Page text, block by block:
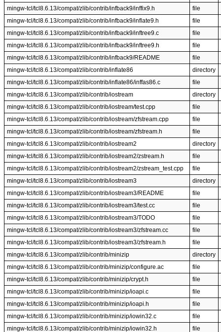
mingw-tcl/tcl8.6.13/compat/zlib/contrib/infback9/inffix9.h
file
mingw-tcl/tcl8.6.13/compat/zlib/contrib/infback9/inflate9.h
file
mingw-tcl/tcl8.6.13/compat/zlib/contrib/infback9/inftree9.c
file
mingw-tcl/tcl8.6.13/compat/zlib/contrib/infback9/inftree9.h
file
mingw-tcl/tcl8.6.13/compat/zlib/contrib/infback9/README
file
mingw-tcl/tcl8.6.13/compat/zlib/contrib/inflate86
directory
mingw-tcl/tcl8.6.13/compat/zlib/contrib/inflate86/inffas86.c
file
mingw-tcl/tcl8.6.13/compat/zlib/contrib/iostream
directory
mingw-tcl/tcl8.6.13/compat/zlib/contrib/iostream/test.cpp
file
mingw-tcl/tcl8.6.13/compat/zlib/contrib/iostream/zfstream.cpp
file
mingw-tcl/tcl8.6.13/compat/zlib/contrib/iostream/zfstream.h
file
mingw-tcl/tcl8.6.13/compat/zlib/contrib/iostream2
directory
mingw-tcl/tcl8.6.13/compat/zlib/contrib/iostream2/zstream.h
file
mingw-tcl/tcl8.6.13/compat/zlib/contrib/iostream2/zstream_test.cpp
file
mingw-tcl/tcl8.6.13/compat/zlib/contrib/iostream3
directory
mingw-tcl/tcl8.6.13/compat/zlib/contrib/iostream3/README
file
mingw-tcl/tcl8.6.13/compat/zlib/contrib/iostream3/test.cc
file
mingw-tcl/tcl8.6.13/compat/zlib/contrib/iostream3/TODO
file
mingw-tcl/tcl8.6.13/compat/zlib/contrib/iostream3/zfstream.cc
file
mingw-tcl/tcl8.6.13/compat/zlib/contrib/iostream3/zfstream.h
file
mingw-tcl/tcl8.6.13/compat/zlib/contrib/minizip
directory
mingw-tcl/tcl8.6.13/compat/zlib/contrib/minizip/configure.ac
file
mingw-tcl/tcl8.6.13/compat/zlib/contrib/minizip/crypt.h
file
mingw-tcl/tcl8.6.13/compat/zlib/contrib/minizip/ioapi.c
file
mingw-tcl/tcl8.6.13/compat/zlib/contrib/minizip/ioapi.h
file
mingw-tcl/tcl8.6.13/compat/zlib/contrib/minizip/iowin32.c
file
mingw-tcl/tcl8.6.13/compat/zlib/contrib/minizip/iowin32.h
file